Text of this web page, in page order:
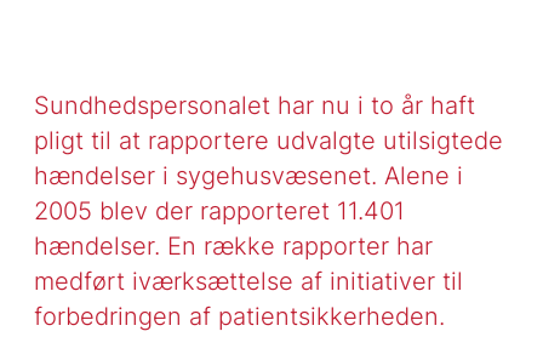
Sundhedspersonalet har nu i to år haft
pligt til at rapportere udvalgte utilsigtede
hændelser i sygehusvæsenet. Alene i
2005 blev der rapporteret 11.401
hændelser. En række rapporter har
medført iværksættelse af initiativer til
forbedringen af patientsikkerheden.